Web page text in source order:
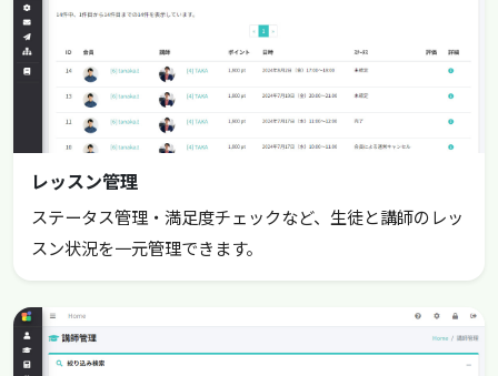
レッスン管理
ステータス管理・満足度チェックなど、生徒と講師のレッ
スン状況を一元管理できます。